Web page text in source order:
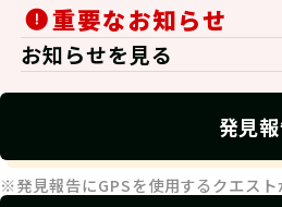
重要なお知らせ
お知らせを見る
発見
※発見報告にGPSを使用するクエスト